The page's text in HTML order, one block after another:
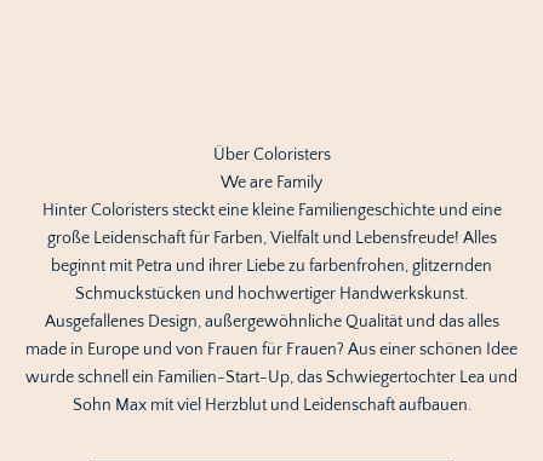
Über Coloristers
We are Family
Hinter Coloristers steckt eine kleine Familiengeschichte und eine
große Leidenschaft für Farben, Vielfalt und Lebensfreude! Alles
beginnt mit Petra und ihrer Liebe zu farbenfrohen, glitzernden
Schmuckstücken und hochwertiger Handwerkskunst.
Ausgefallenes Design, außergewöhnliche Qualität und das alles
made in Europe und von Frauen für Frauen? Aus einer schönen Idee
wurde schnell ein Familien-Start-Up, das Schwiegertochter Lea und
Sohn Max mit viel Herzblut und Leidenschaft aufbauen.
Verpasse keine
News von coloristers
Melde Dich jetzt für unseren Newsletter an - unter allen
Abonnenten verlosen wir regelmäßig einen
Geschenkgutschein im Wert von 50€ !